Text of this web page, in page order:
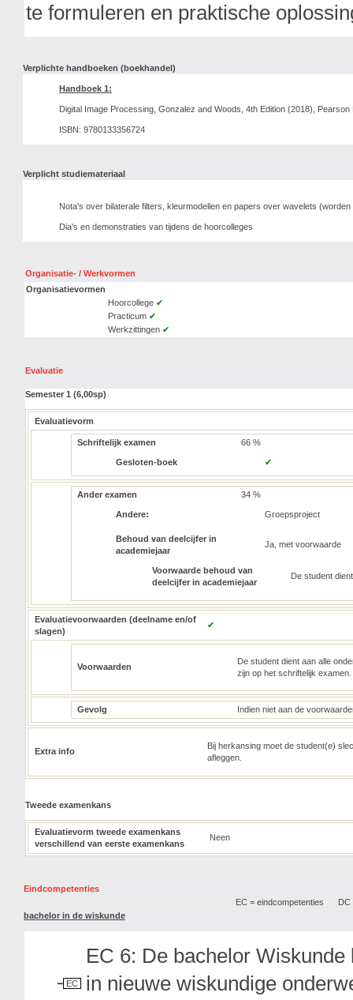
te formuleren en praktische
Verplichte handboeken (boekhandel)
Handboek 1:
Digital Image Processing, Gonzalez and Woods, 4th Edition (2018), Pearson
ISBN: 9780133356724
Verplicht studiemateriaal
Nota's over bilaterale filters, kleurmodellen en papers over wavelets
Dia's en demonstraties van tijdens de hoorcolleges
Organisatie- / Werkvormen
Organisatievormen
Hoorcollege ✔
Practicum ✔
Werkzittingen ✔
Evaluatie
Semester 1 (6,00sp)
Evaluatievorm
Schriftelijk examen 66 %
Gesloten-boek ✔
Ander examen 34 %
Andere: Groepsproject
Behoud van deelcijfer in
academiejaar
Ja, met voorwaarde
Voorwaarde behoud van
deelcijfer in academiejaar
De student
Evaluatievoorwaarden (deelname en/of
slagen)
✔
Voorwaarden
De student dient aan alle
zijn op het schriftelijk examen.
Gevolg Indien niet aan de
Extra info
Bij herkansing moet de student(e)
afleggen.
Tweede examenkans
Evaluatievorm tweede examenkans
verschillend van eerste examenkans
Neen
Eindcompetenties
EC = eindcompetenties
DC
bachelor in de wiskunde
EC
EC 6: De bachelor
in nieuwe wiskundige